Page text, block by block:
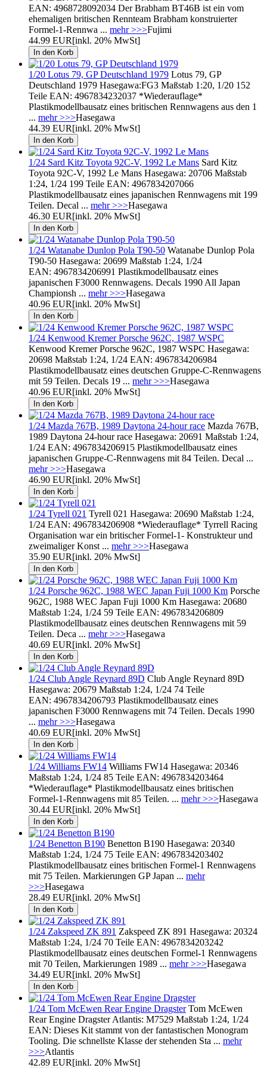
EAN: 4968728092034 Der Brabham BT46B ist ein vom
ehemaligen britischen Rennteam Brabham konstruierter
Formel-1-Rennwa ... mehr >>>Fujimi
44.99 EUR[inkl. 20% MwSt]
1/20 Lotus 79, GP Deutschland 1979 Lotus 79, GP
Deutschland 1979 Hasegawa:FG3 Maßstab 1:20, 1/20 152
Teile EAN: 4967834232037 *Wiederauflage*
Plastikmodellbausatz eines britischen Rennwagens aus den 1
... mehr >>>Hasegawa
44.39 EUR[inkl. 20% MwSt]
1/24 Sard Kitz Toyota 92C-V, 1992 Le Mans Sard Kitz
Toyota 92C-V, 1992 Le Mans Hasegawa: 20706 Maßstab
1:24, 1/24 199 Teile EAN: 4967834207066
Plastikmodellbausatz eines japanischen Rennwagens mit 199
Teilen. Decal ... mehr >>>Hasegawa
46.30 EUR[inkl. 20% MwSt]
1/24 Watanabe Dunlop Pola T90-50 Watanabe Dunlop Pola
T90-50 Hasegawa: 20699 Maßstab 1:24, 1/24
EAN: 4967834206991 Plastikmodellbausatz eines
japanischen F3000 Rennwagens. Decals 1990 All Japan
Championsh ... mehr >>>Hasegawa
40.96 EUR[inkl. 20% MwSt]
1/24 Kenwood Kremer Porsche 962C, 1987 WSPC
Kenwood Kremer Porsche 962C, 1987 WSPC Hasegawa:
20698 Maßstab 1:24, 1/24 EAN: 4967834206984
Plastikmodellbausatz eines deutschen Gruppe-C-Rennwagens
mit 59 Teilen. Decals 19 ... mehr >>>Hasegawa
40.96 EUR[inkl. 20% MwSt]
1/24 Mazda 767B, 1989 Daytona 24-hour race Mazda 767B,
1989 Daytona 24-hour race Hasegawa: 20691 Maßstab 1:24,
1/24 EAN: 4967834206915 Plastikmodellbausatz eines
japanischen Gruppe-C-Rennwagens mit 84 Teilen. Decal ...
mehr >>>Hasegawa
46.90 EUR[inkl. 20% MwSt]
1/24 Tyrell 021 Tyrell 021 Hasegawa: 20690 Maßstab 1:24,
1/24 EAN: 4967834206908 *Wiederauflage* Tyrrell Racing
Organisation war ein britischer Formel-1- Konstrukteur und
zweimaliger Konst ... mehr >>>Hasegawa
35.90 EUR[inkl. 20% MwSt]
1/24 Porsche 962C, 1988 WEC Japan Fuji 1000 Km Porsche
962C, 1988 WEC Japan Fuji 1000 Km Hasegawa: 20680
Maßstab 1:24, 1/24 59 Teile EAN: 4967834206809
Plastikmodellbausatz eines deutschen Rennwagens mit 59
Teilen. Deca ... mehr >>>Hasegawa
40.69 EUR[inkl. 20% MwSt]
1/24 Club Angle Reynard 89D Club Angle Reynard 89D
Hasegawa: 20679 Maßstab 1:24, 1/24 74 Teile
EAN: 4967834206793 Plastikmodellbausatz eines
japanischen F3000 Rennwagens mit 74 Teilen. Decals 1990
... mehr >>>Hasegawa
40.69 EUR[inkl. 20% MwSt]
1/24 Williams FW14 Williams FW14 Hasegawa: 20346
Maßstab 1:24, 1/24 85 Teile EAN: 4967834203464
*Wiederauflage* Plastikmodellbausatz eines britischen
Formel-1-Rennwagens mit 85 Teilen. ... mehr >>>Hasegawa
30.44 EUR[inkl. 20% MwSt]
1/24 Benetton B190 Benetton B190 Hasegawa: 20340
Maßstab 1:24, 1/24 75 Teile EAN: 4967834203402
Plastikmodellbausatz eines britischen Formel-1 Rennwagens
mit 75 Teilen. Markierungen GP Japan ... mehr
>>>Hasegawa
28.49 EUR[inkl. 20% MwSt]
1/24 Zakspeed ZK 891 Zakspeed ZK 891 Hasegawa: 20324
Maßstab 1:24, 1/24 70 Teile EAN: 4967834203242
Plastikmodellbausatz eines deutschen Formel-1 Rennwagens
mit 70 Teilen, Markierungen 1989 ... mehr >>>Hasegawa
34.49 EUR[inkl. 20% MwSt]
1/24 Tom McEwen Rear Engine DragsterTom McEwen
Rear Engine Dragster Atlantis: M7529 Maßstab 1:24, 1/24
EAN: Dieses Kit stammt von der fantastischen Monogram
Tooling. Die schnellste Klasse der stehenden Sta ... mehr
>>>Atlantis
42.89 EUR[inkl. 20% MwSt]